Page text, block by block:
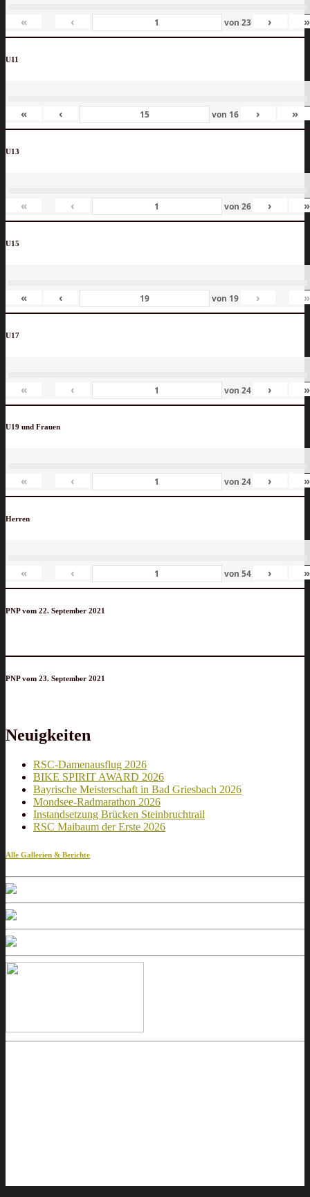
« ‹ von 23 › »
U11
« ‹ von 16 › »
U13
« ‹ von 26 › »
U15
« ‹ von 19 › »
U17
« ‹ von 24 › »
U19 und Frauen
« ‹ von 24 › »
Herren
« ‹ von 54 › »
PNP vom 22. September 2021
PNP vom 23. September 2021
Neuigkeiten
RSC-Damenausflug 2026
BIKE SPIRIT AWARD 2026
Bayrische Meisterschaft in Bad Griesbach 2026
Mondsee-Radmarathon 2026
Instandsetzung Brücken Steinbruchtrail
RSC Maibaum der Erste 2026
Alle Gallerien & Berichte